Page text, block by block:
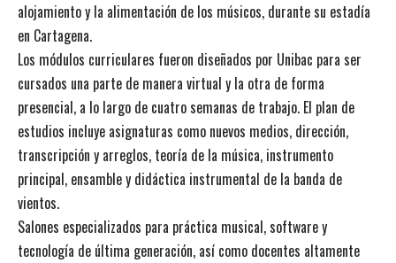
alojamiento y la alimentación de los músicos, durante su estadía
en Cartagena.
Los módulos curriculares fueron diseñados por Unibac para ser
cursados una parte de manera virtual y la otra de forma
presencial, a lo largo de cuatro semanas de trabajo. El plan de
estudios incluye asignaturas como nuevos medios, dirección,
transcripción y arreglos, teoría de la música, instrumento
principal, ensamble y didáctica instrumental de la banda de
vientos.
Salones especializados para práctica musical, software y
tecnología de última generación, así como docentes altamente